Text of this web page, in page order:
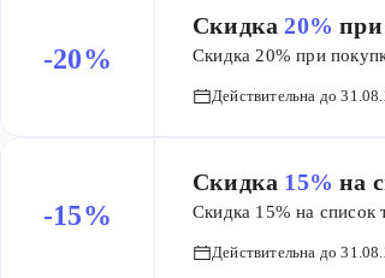
-20%
Скидка 20%при
Скидка 20% при
Действительна до
-15%
Скидка 15%на
Скидка 15% на список
Действительна до